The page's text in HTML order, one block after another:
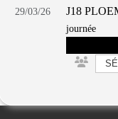
29/03/26 J18
journée